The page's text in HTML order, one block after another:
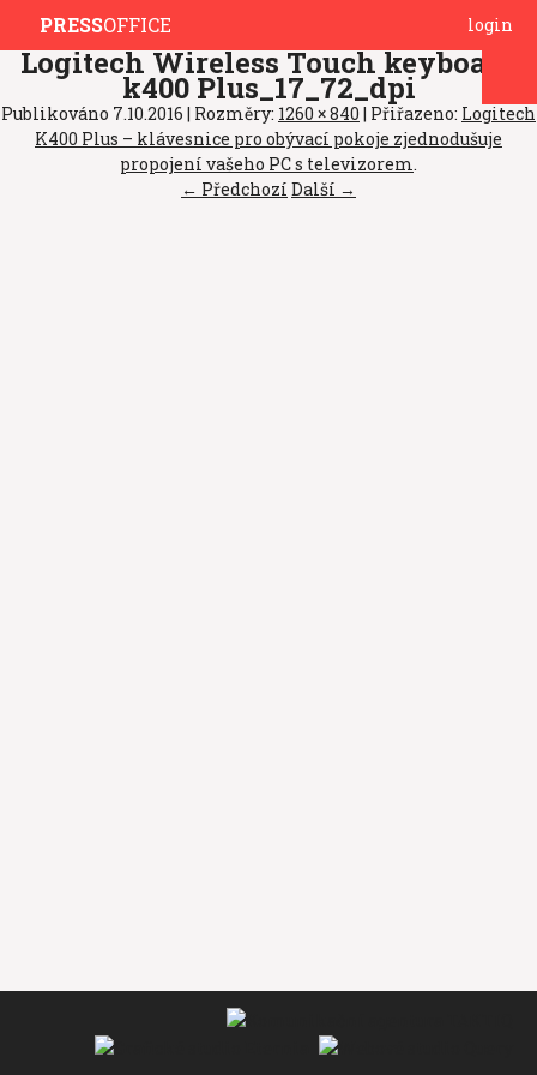
PRESSOFFICE login
Logitech Wireless Touch keyboard
k400 Plus_17_72_dpi
Publikováno 7.10.2016 | Rozměry: 1260 × 840 | Přiřazeno: Logitech
K400 Plus – klávesnice pro obývací pokoje zjednodušuje
propojení vašeho PC s televizorem.
← Předchozí Další →